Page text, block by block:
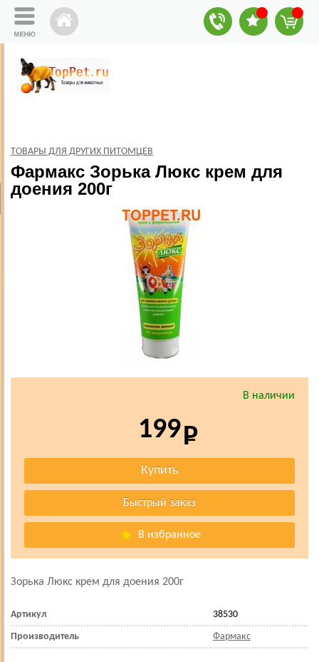
ТОВАРЫ ДЛЯ ДРУГИХ ПИТОМЦЕВ
Фармакс Зорька Люкс крем для
доения 200г
В наличии
199
В избранное
Зорька Люкс крем для доения 200г
Артикул 38530
Производитель Фармакс